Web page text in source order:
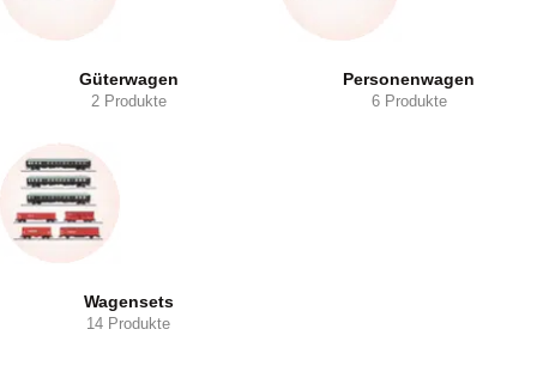
Güterwagen
2 Produkte
Personenwagen
6 Produkte
Wagensets
14 Produkte